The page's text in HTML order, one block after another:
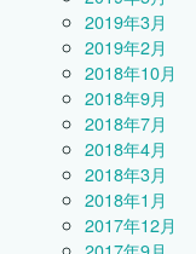
2019年3月
2019年2月
2018年10月
2018年9月
2018年7月
2018年4月
2018年3月
2018年1月
2017年12月